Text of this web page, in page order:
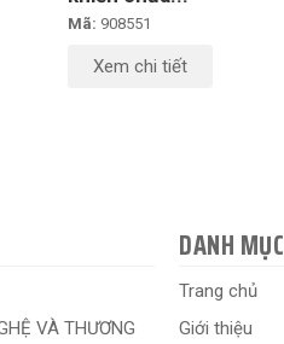
Mã: 908551
Xem chi tiết
VÀ THƯƠNG
DANH MỤC
Trang chủ
Giới thiệu